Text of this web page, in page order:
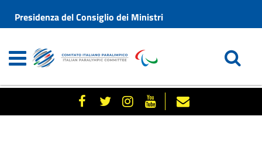
Presidenza del Consiglio dei Ministri